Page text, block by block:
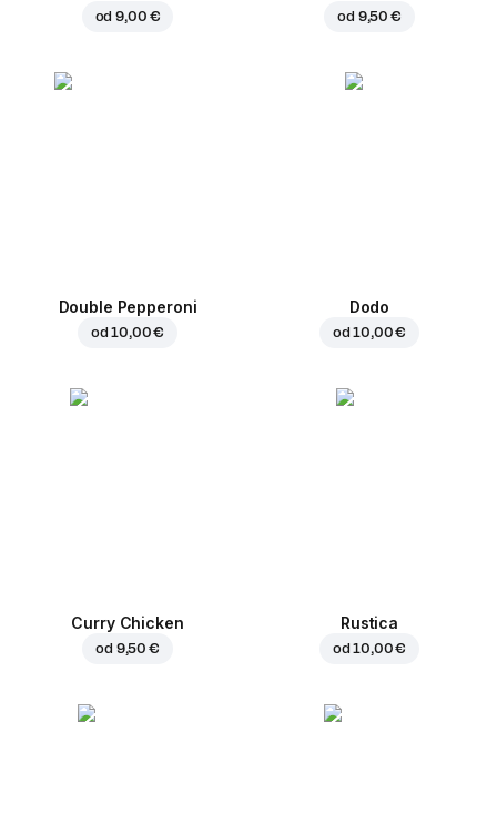
od9,00 € od 9,50 €
Double Pepperoni
od10,00 €
Dodo
od10,00 €
Curry Chicken
od 9,50 €
Rustica
od10,00 €